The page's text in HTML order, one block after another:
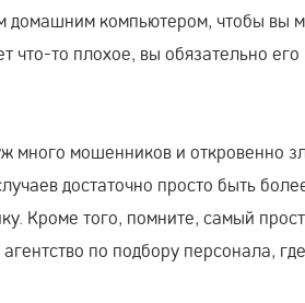
домашним компьютером, чтобы вы
что-то плохое, вы обязательно его
много мошенников и откровенно
достаточно просто быть
Кроме того, помните, самый
по подбору персонала,